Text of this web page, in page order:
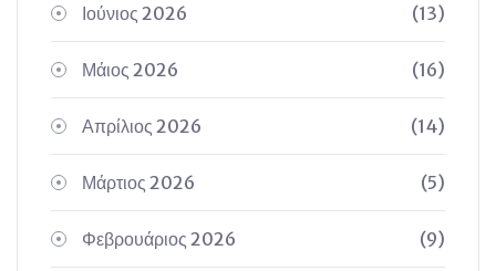
Ιούνιος 2026 (13)
Μάιος 2026 (16)
Απρίλιος 2026 (14)
Μάρτιος 2026 (5)
Φεβρουάριος 2026 (9)